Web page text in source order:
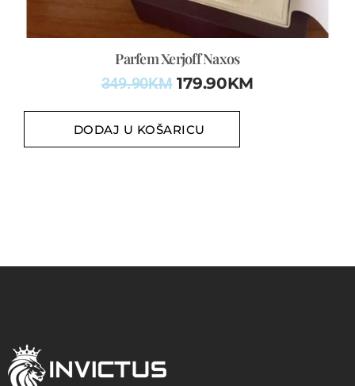
Parfem Xerjoff Naxos
349.90KM 179.90KM
DODAJ U KOŠARICU